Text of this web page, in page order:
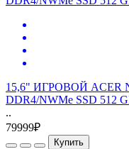
15,6" ИГРОВОЙ ACER
DDR4/NWMe SSD 512
..
79999₽
Купить